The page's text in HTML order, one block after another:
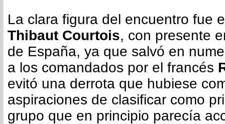
La clara figura del encuentro fue
Thibaut Courtois, con presente
de España, ya que salvó en
a los comandados por el francés
evitó una derrota que hubiese
aspiraciones de clasificar como
grupo que en principio parecía